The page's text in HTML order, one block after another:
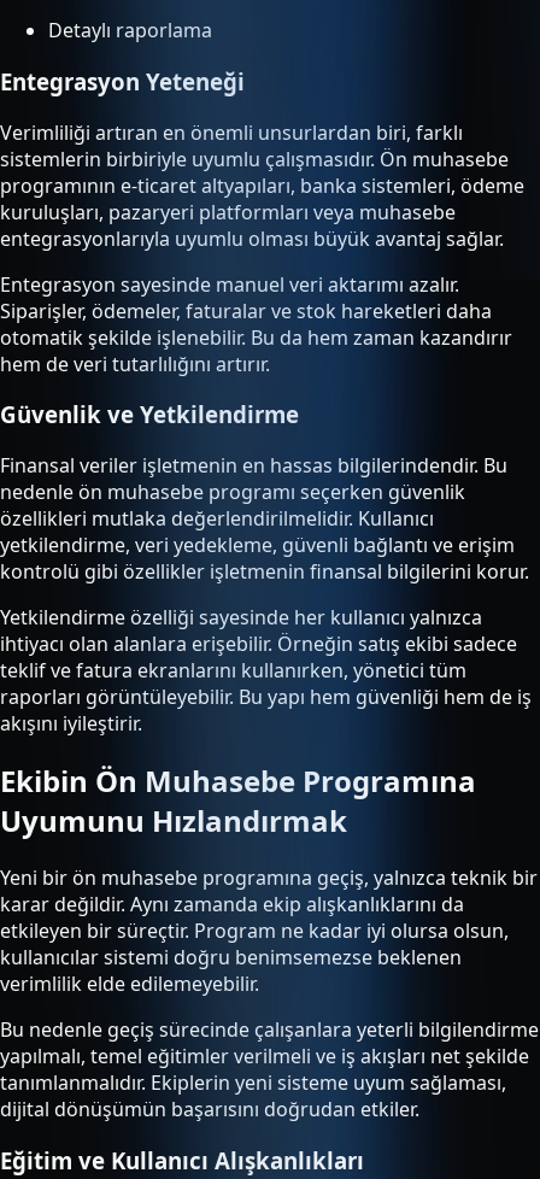
Detaylı raporlama
Entegrasyon Yeteneği
Verimliliği artıran en önemli unsurlardan biri, farklı
sistemlerin birbiriyle uyumlu çalışmasıdır. Ön muhasebe
programının e-ticaret altyapıları, banka sistemleri, ödeme
kuruluşları, pazaryeri platformları veya muhasebe
entegrasyonlarıyla uyumlu olması büyük avantaj sağlar.
Entegrasyon sayesinde manuel veri aktarımı azalır.
Siparişler, ödemeler, faturalar ve stok hareketleri daha
otomatik şekilde işlenebilir. Bu da hem zaman kazandırır
hem de veri tutarlılığını artırır.
Güvenlik ve Yetkilendirme
Finansal veriler işletmenin en hassas bilgilerindendir. Bu
nedenle ön muhasebe programı seçerken güvenlik
özellikleri mutlaka değerlendirilmelidir. Kullanıcı
yetkilendirme, veri yedekleme, güvenli bağlantı ve erişim
kontrolü gibi özellikler işletmenin finansal bilgilerini korur.
Yetkilendirme özelliği sayesinde her kullanıcı yalnızca
ihtiyacı olan alanlara erişebilir. Örneğin satış ekibi sadece
teklif ve fatura ekranlarını kullanırken, yönetici tüm
raporları görüntüleyebilir. Bu yapı hem güvenliği hem de iş
akışını iyileştirir.
Ekibin Ön Muhasebe Programına
Uyumunu Hızlandırmak
Yeni bir ön muhasebe programına geçiş, yalnızca teknik bir
karar değildir. Aynı zamanda ekip alışkanlıklarını da
etkileyen bir süreçtir. Program ne kadar iyi olursa olsun,
kullanıcılar sistemi doğru benimsemezse beklenen
verimlilik elde edilemeyebilir.
Bu nedenle geçiş sürecinde çalışanlara yeterli bilgilendirme
yapılmalı, temel eğitimler verilmeli ve iş akışları net şekilde
tanımlanmalıdır. Ekiplerin yeni sisteme uyum sağlaması,
dijital dönüşümün başarısını doğrudan etkiler.
Eğitim ve Kullanıcı Alışkanlıkları